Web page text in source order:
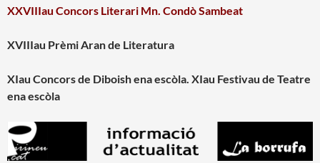
XXVIIIau Concors Literari Mn. Condò Sambeat
XVIIIau Prèmi Aran de Literatura
XIau Concors de Diboish ena escòla. XIau Festivau de Teatre
ena escòla